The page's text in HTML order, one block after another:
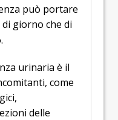
può portare
giorno che di
urinaria è il
come
delle